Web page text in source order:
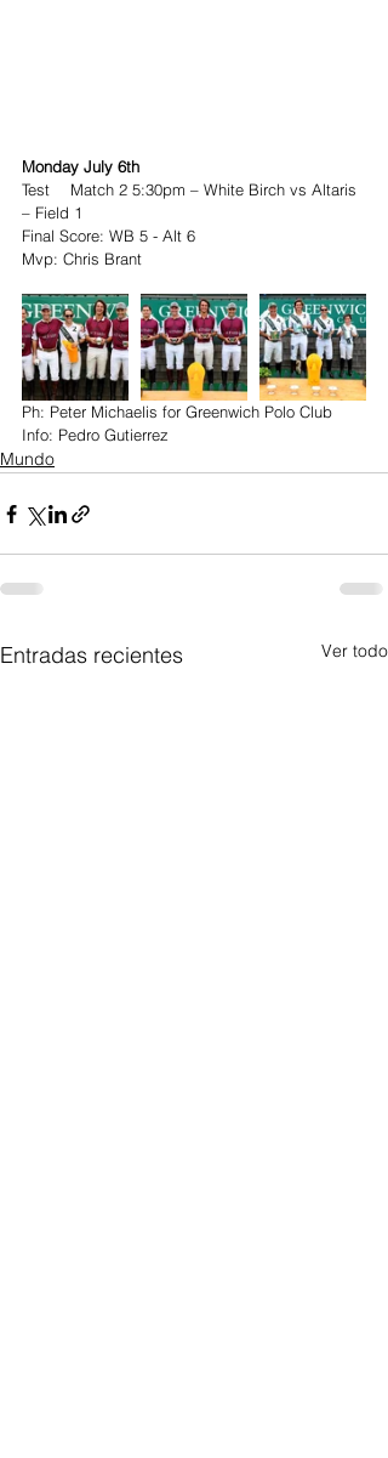
Monday July 6th
Test	Match 2 5:30pm – White Birch vs Altaris
– Field 1
Final Score: WB 5 - Alt 6
Mvp: Chris Brant
Ph: Peter Michaelis for Greenwich Polo Club
Info: Pedro Gutierrez
Mundo
Entradas recientes Ver todo